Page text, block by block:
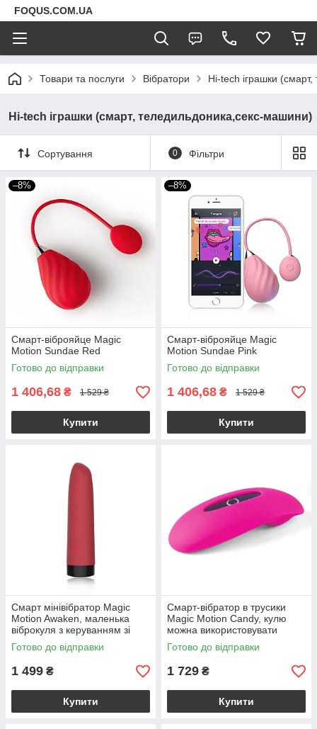
FOQUS.COM.UA
Товари та послуги Вібратори Hi-tech іграшки
Hi-tech іграшки (смарт, теледильдоника,секс-машини)
Сортування 0 Фільтри
–8%
Смарт-віброяйце Magic
Motion Sundae Red
Готово до відправки
1 406,68 ₴ 1 529 ₴
Купити
–8%
Смарт-віброяйце Magic
Motion Sundae Pink
Готово до відправки
1 406,68 ₴ 1 529 ₴
Купити
Смарт мінівібратор Magic
Motion Awaken, маленька
віброкуля з керуванням зі
смартфона
Готово до відправки
1 499 ₴
Купити
Смарт-вібратор в трусики
Magic Motion Candy, кулю
можна використовувати
окремо
Готово до відправки
1 729 ₴
Купити